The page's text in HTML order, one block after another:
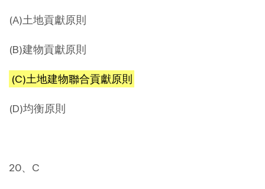
(A)土地貢獻原則
(B)建物貢獻原則
(C)土地建物聯合貢獻原則
(D)均衡原則
20、C